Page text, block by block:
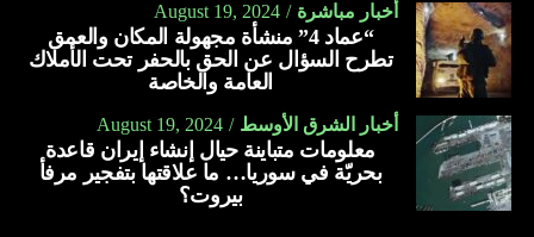
أخبار مباشرة August 19, 2024
“عماد 4” منشأة مجهولة المكان والعمق
تطرح السؤال عن الحق بالحفر تحت الأملاك
العامة والخاصة
أخبار الشرق الأوسط August 19, 2024
معلومات متباينة حيال إنشاء إيران قاعدة
بحريّة في سوريا… ما علاقتها بتفجير مرفأ
بيروت؟